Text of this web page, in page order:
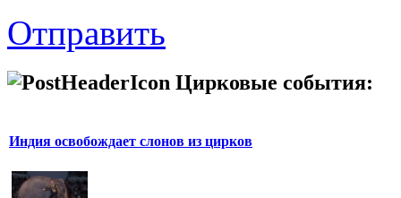
Отправить
Цирковые события:
Индия освобождает слонов из цирков